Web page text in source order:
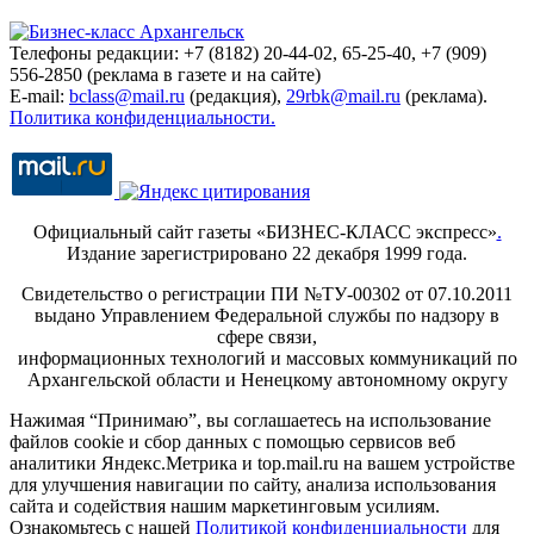
Телефоны редакции: +7 (8182) 20-44-02, 65-25-40, +7 (909)
556-2850 (реклама в газете и на сайте)
E-mail: bclass@mail.ru (редакция), 29rbk@mail.ru (реклама).
Политика конфиденциальности.
Официальный сайт газеты «БИЗНЕС-КЛАСС экспресс».
Издание зарегистрировано 22 декабря 1999 года.
Свидетельство о регистрации ПИ №ТУ-00302 от 07.10.2011
выдано Управлением Федеральной службы по надзору в
сфере связи,
информационных технологий и массовых коммуникаций по
Архангельской области и Ненецкому автономному округу
Нажимая “Принимаю”, вы соглашаетесь на использование
файлов cookie и сбор данных с помощью сервисов веб
аналитики Яндекс.Метрика и top.mail.ru на вашем устройстве
для улучшения навигации по сайту, анализа использования
сайта и содействия нашим маркетинговым усилиям.
Ознакомьтесь с нашей Политикой конфиденциальности для